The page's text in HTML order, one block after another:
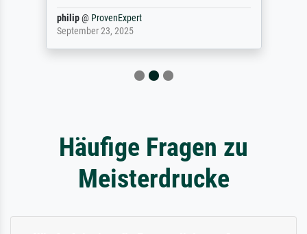
philip@ ProvenExpert
September 23, 2025
Häufige Fragen zu
Meisterdrucke